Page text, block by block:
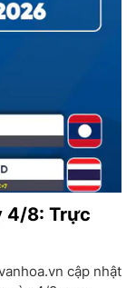
4/8: Trực
cập nhật